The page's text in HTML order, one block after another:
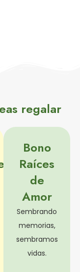
regalar
Bono
Raíces
de
Amor
Sembrando
memorias,
sembramos
vidas.